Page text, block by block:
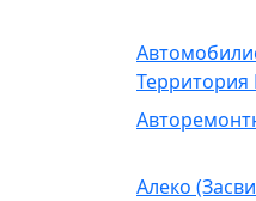
Территория
Алеко